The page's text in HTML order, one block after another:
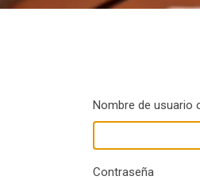
Nombre de usuario
Contraseña